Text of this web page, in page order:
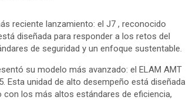
reciente lanzamiento: el J7 , reconocido
diseñada para responder a los retos del
de seguridad y un enfoque sustentable.
su modelo más avanzado: el ELAM AMT
Esta unidad de alto desempeño está diseñada
los más altos estándares de eficiencia,